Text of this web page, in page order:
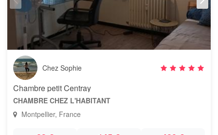
Chez Sophie
Chambre petit Centray
CHAMBRE CHEZ L'HABITANT
Montpellier, France